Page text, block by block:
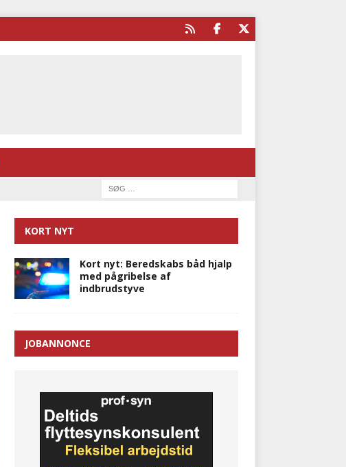
KORT NYT
Kort nyt: Beredskabs båd hjalp
med pågribelse af
indbrudstyve
JOBANNONCE